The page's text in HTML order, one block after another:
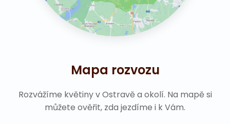
Mapa rozvozu
Rozvážíme květiny v Ostravě a okolí. Na mapě si
můžete ověřit, zda jezdíme i k Vám.